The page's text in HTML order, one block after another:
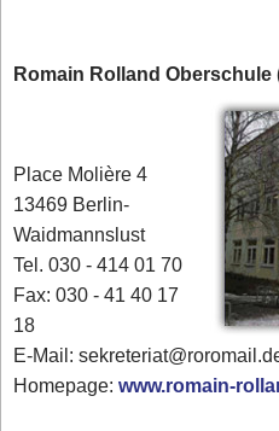
Romain Rolland Oberschule
Place Molière 4
13469 Berlin-
Waidmannslust
Tel. 030 - 414 01 70
Fax: 030 - 41 40 17
18
E-Mail:
Homepage:www.romain-